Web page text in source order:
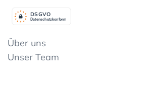
Datenschutzkonform
DSGVO
Über uns
Unser Team